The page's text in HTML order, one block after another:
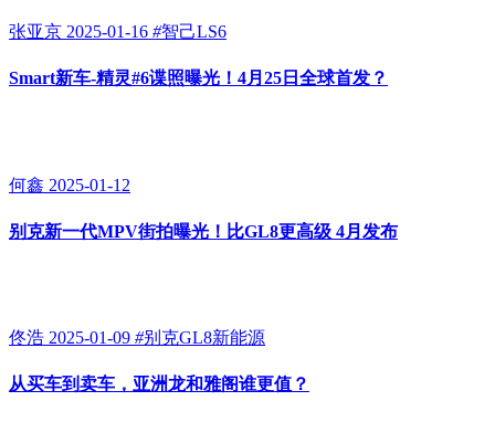
张亚京 2025-01-16 #智己LS6
Smart新车-精灵#6谍照曝光！4月25日全球首发？
何鑫 2025-01-12
别克新一代MPV街拍曝光！比GL8更高级 4月发布
佟浩 2025-01-09 #别克GL8新能源
从买车到卖车，亚洲龙和雅阁谁更值？